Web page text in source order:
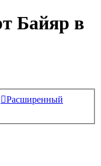
Байяр в
Расширенный